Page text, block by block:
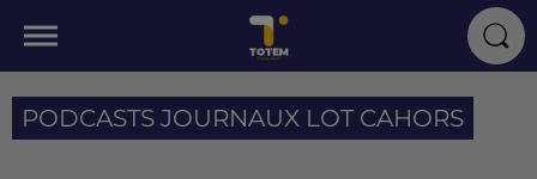
PODCASTS JOURNAUX LOT CAHORS